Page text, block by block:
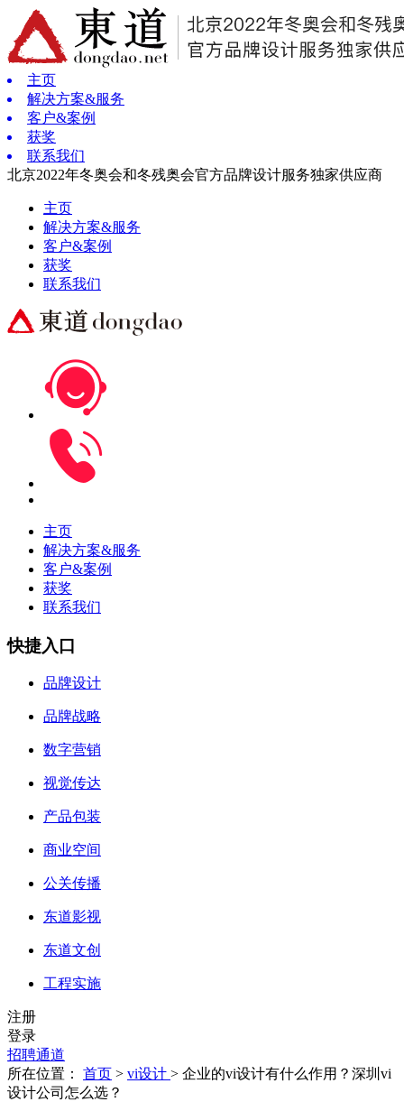
主页
解决方案&服务
客户&案例
获奖
联系我们
北京2022年冬奥会和冬残奥会官方品牌设计服务独家供应商
主页
解决方案&服务
客户&案例
获奖
联系我们
主页
解决方案&服务
客户&案例
获奖
联系我们
快捷入口
品牌设计
品牌战略
数字营销
视觉传达
产品包装
商业空间
公关传播
东道影视
东道文创
工程实施
注册
登录
招聘通道
所在位置： 首页 > vi设计 > 企业的vi设计有什么作用？深圳vi
设计公司怎么选？